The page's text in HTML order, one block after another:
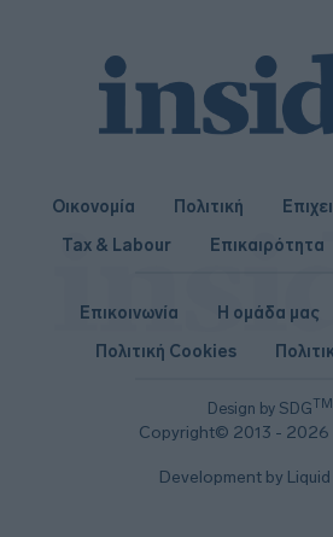
Οικονομία Πολιτική
Tax & Labour
Επικαιρότητα
Design by SDGTM
Copyright© 2013 - 2026
Επικοινωνία Η ομάδα μας
Πολιτική Cookies
Development by